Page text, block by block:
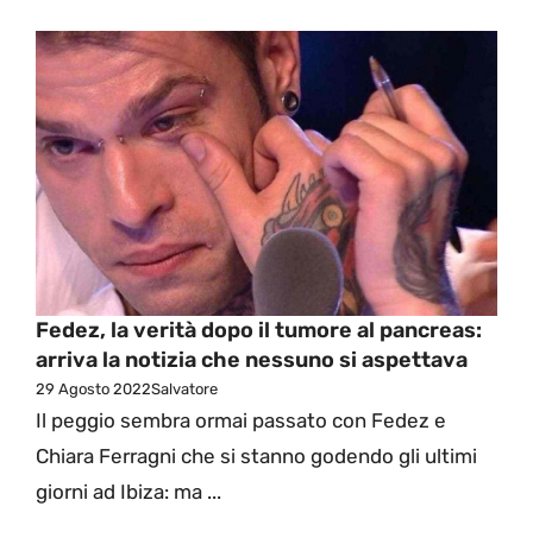
Fedez, la verità dopo il tumore al pancreas:
arriva la notizia che nessuno si aspettava
29 Agosto 2022Salvatore
Il peggio sembra ormai passato con Fedez e
Chiara Ferragni che si stanno godendo gli ultimi
giorni ad Ibiza: ma ...